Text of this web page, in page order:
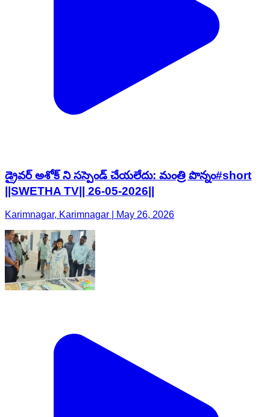
డ్రైవర్ అశోక్ ని సస్పెండ్ చేయలేదు: మంత్రి పొన్నం#short
||SWETHA TV|| 26-05-2026||
Karimnagar, Karimnagar | May 26, 2026